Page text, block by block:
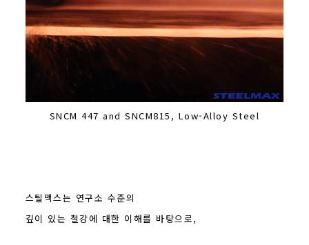
SNCM 447 and SNCM815, Low-Alloy Steel
스틸맥스는 연구소 수준의
깊이 있는 철강에 대한 이해를 바탕으로,